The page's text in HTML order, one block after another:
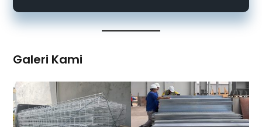
Galeri Kami